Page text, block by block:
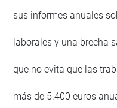
sus informes anuales
laborales y una brecha
que no evita que las
más de 5.400 euros